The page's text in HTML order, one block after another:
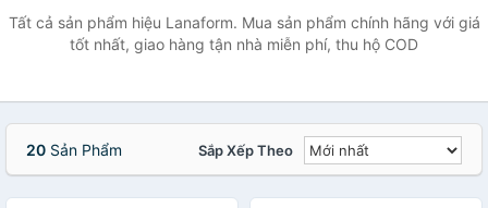
Waterproof
Mascara
Tất cả sản phẩm hiệu Lanaform. Mua sản phẩm chính hãng với giá
tốt nhất, giao hàng tận nhà miễn phí, thu hộ COD
20 Sản Phẩm Sắp Xếp Theo